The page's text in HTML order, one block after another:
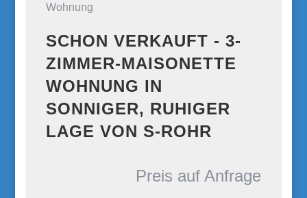
Wohnung
SCHON VERKAUFT - 3-
ZIMMER-MAISONETTE
WOHNUNG IN
SONNIGER, RUHIGER
LAGE VON S-ROHR
Preis auf Anfrage